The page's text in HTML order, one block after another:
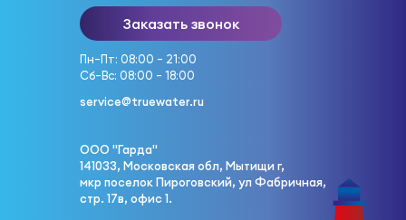
Заказать звонок
Пн-Пт: 08:00 - 21:00
Сб-Вс: 08:00 - 18:00
service@truewater.ru
ООО "Гарда"
141033, Московская обл, Мытищи г,
мкр поселок Пироговский, ул Фабричная,
стр. 17в, офис 1.